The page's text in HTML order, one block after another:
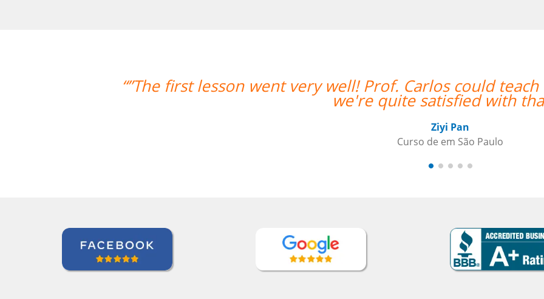
very well! Prof. Carlos could teach both in Chinese and English and